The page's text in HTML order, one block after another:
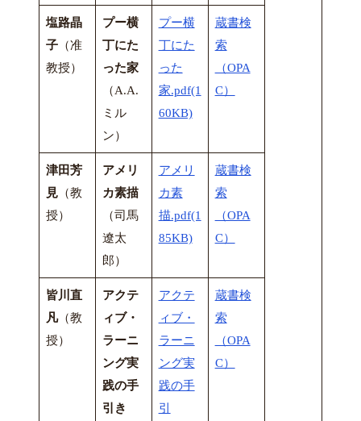
塩路晶
子（准
教授）
プー横
丁にた
った家
（A.A.
ミル
ン）
プー横
丁にた
った
家.pdf(1
60KB)
蔵書検
索
（OPA
C）
津田芳
見（教
授）
アメリ
カ素描
（司馬
遼太
郎）
アメリ
カ素
描.pdf(1
85KB)
蔵書検
索
（OPA
C）
皆川直
凡（教
授）
アクテ
ィブ・
ラーニ
ング実
践の手
引き
アクテ
ィブ・
ラーニ
ング実
践の手
引
蔵書検
索
（OPA
C）